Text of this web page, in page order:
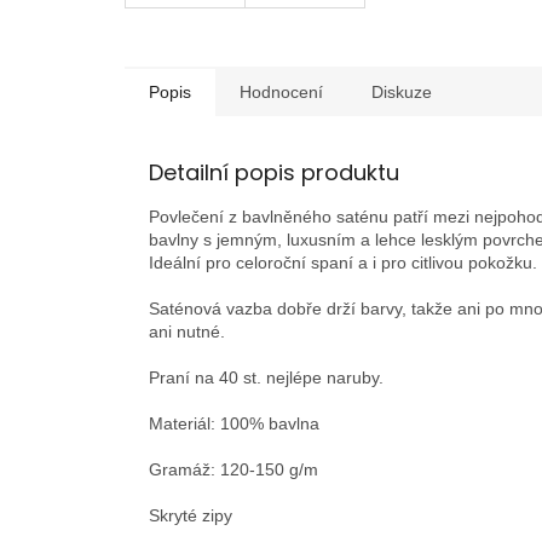
Popis Hodnocení Diskuze
Detailní popis produktu
Povlečení z bavlněného saténu patří mezi
bavlny s jemným, luxusním a lehce lesklým
Ideální pro celoroční spaní a i pro citlivou pokožku.
Saténová vazba dobře drží barvy, takže ani po
ani nutné.
Praní na 40 st. nejlépe naruby.
Materiál: 100% bavlna
Gramáž: 120-150 g/m
Skryté zipy